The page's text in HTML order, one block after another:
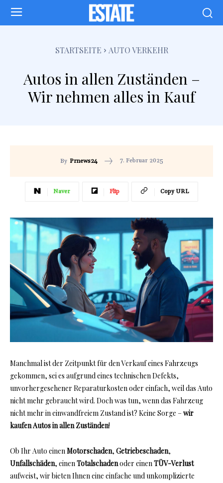
STARTSEITE AUTO VERKEHR
Autos in allen Zuständen –
Wir nehmen alles in Kauf
By Prnews24 7. Februar 2025
Naver Flip Copy URL
Manchmal ist der Zeitpunkt für den Verkauf eines Fahrzeugs
gekommen, sei es aufgrund eines technischen Defekts,
unvorhergesehener Reparaturkosten oder einfach, weil das Auto
nicht mehr gebraucht wird. Doch was tun, wenn das Fahrzeug
nicht mehr in einwandfreiem Zustand ist? Keine Sorge –wir
kaufen Autos in allen Zuständen!
Ob Ihr Auto einenMotorschaden, Getriebeschaden,
Unfallschäden, einenTotalschadenoder einenTÜV-Verlust
aufweist, wir bieten Ihnen eine einfache und unkomplizierte